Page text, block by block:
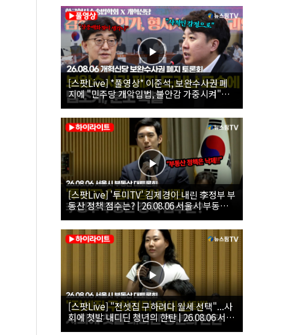
[스팟Live] *풀영상* 이준석, 보완수사권 폐
지에 "민주당 개악입법, 불안감 가중시켜"｜
26.08.06 개혁신당 보완수사권 폐지 토론회
[스팟Live] '투미TV' 김제경이 내린 李정부 부
동산 정책 점수는? | 26.08.06 서울시 부동산
대토론회
[스팟Live] "전셋집 구하려다 월세 선택"...사
회에 첫발 내디딘 청년의 한탄 | 26.08.06 서울
시 부동산 대토론회